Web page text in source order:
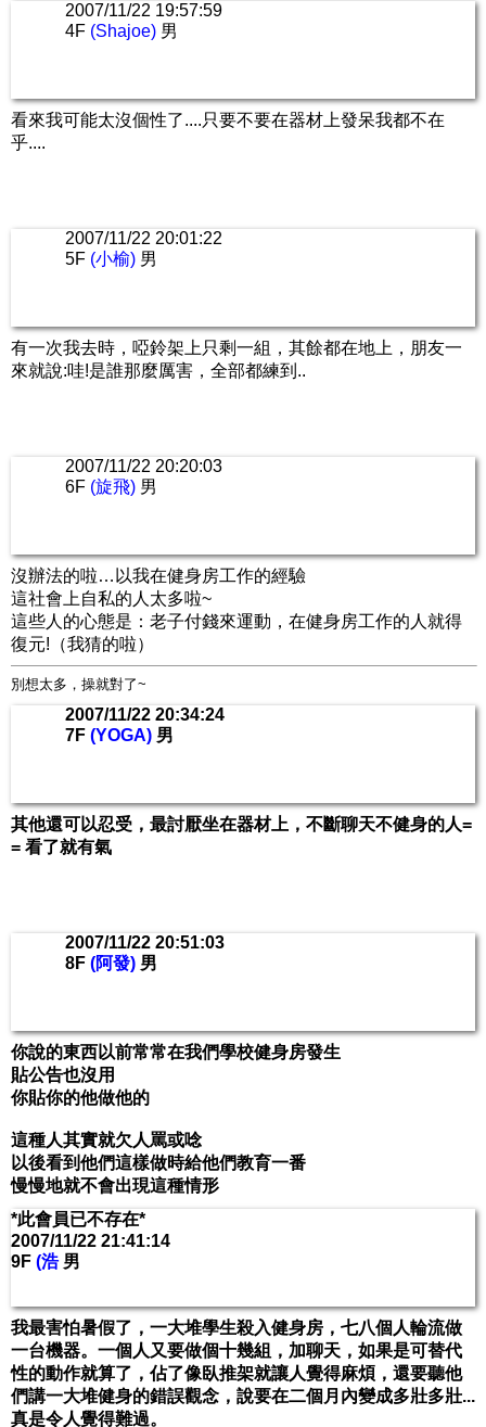
2007/11/22 19:57:59
4F (Shajoe) 男
看來我可能太沒個性了....只要不要在器材上發呆我都不在
乎....
2007/11/22 20:01:22
5F (小榆) 男
有一次我去時，啞鈴架上只剩一組，其餘都在地上，朋友一
來就說:哇!是誰那麼厲害，全部都練到..
2007/11/22 20:20:03
6F (旋飛) 男
沒辦法的啦…以我在健身房工作的經驗
這社會上自私的人太多啦~
這些人的心態是：老子付錢來運動，在健身房工作的人就得
復元!（我猜的啦）
別想太多，操就對了~
2007/11/22 20:34:24
7F (YOGA) 男
其他還可以忍受，最討厭坐在器材上，不斷聊天不健身的人=
= 看了就有氣
2007/11/22 20:51:03
8F (阿發) 男
你說的東西以前常常在我們學校健身房發生
貼公告也沒用
你貼你的他做他的
這種人其實就欠人罵或唸
以後看到他們這樣做時給他們教育一番
慢慢地就不會出現這種情形
*此會員已不存在*
2007/11/22 21:41:14
9F (浩男
我最害怕暑假了，一大堆學生殺入健身房，七八個人輪流做
一台機器。一個人又要做個十幾組，加聊天，如果是可替代
性的動作就算了，佔了像臥推架就讓人覺得麻煩，還要聽他
們講一大堆健身的錯誤觀念，說要在二個月內變成多壯多壯...
真是令人覺得難過。